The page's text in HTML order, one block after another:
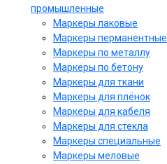
промышленные
Маркеры лаковые
Маркеры перманентные
Маркеры по металлу
Маркеры по бетону
Маркеры для ткани
Маркеры для плёнок
Маркеры для кабеля
Маркеры для стекла
Маркеры специальные
Маркеры меловые